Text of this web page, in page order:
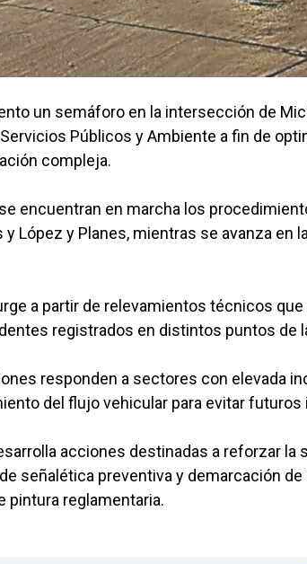
un semáforo en la intersección de
Públicos y Ambiente a fin de
compleja.
encuentran en marcha los
López y Planes, mientras se avanza en
a partir de relevamientos técnicos
registrados en distintos puntos de
responden a sectores con elevada
del flujo vehicular para evitar
acciones destinadas a reforzar la
señalética preventiva y demarcación
pintura reglamentaria.